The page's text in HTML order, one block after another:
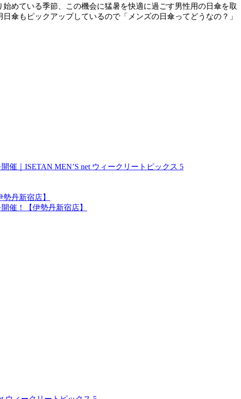
めている季節、この機会に猛暑を快適に過ごす男性用の日傘を取
傘もピックアップしているので「メンズの日傘ってどうなの？」